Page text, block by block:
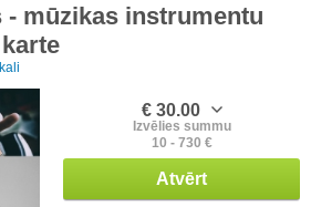
- mūzikas instrumentu
€ 30.00
Izvēlies summu
10 - 730 €
Atvērt